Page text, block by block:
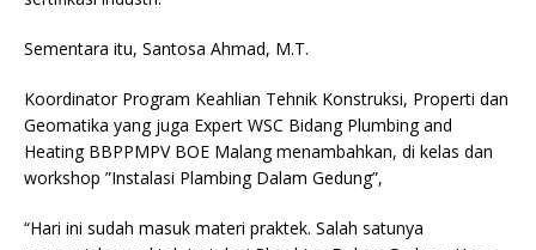
Sementara itu, Santosa Ahmad, M.T.
Koordinator Program Keahlian Tehnik Konstruksi, Properti dan
Geomatika yang juga Expert WSC Bidang Plumbing and
Heating BBPPMPV BOE Malang menambahkan, di kelas dan
workshop ”Instalasi Plambing Dalam Gedung”,
“Hari ini sudah masuk materi praktek. Salah satunya